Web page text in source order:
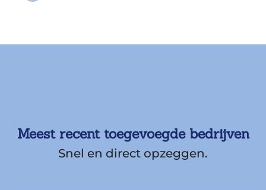
Meest recent toegevoegde bedrijven
Snel en direct opzeggen.